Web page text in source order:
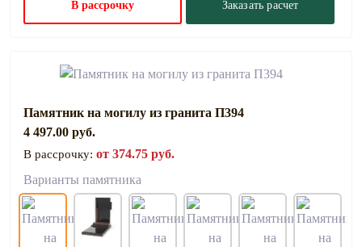
В рассрочку Заказать расчет
Памятник на могилу из гранита П394
4 497.00 руб.
В рассрочку: от 374.75 руб.
Варианты памятника